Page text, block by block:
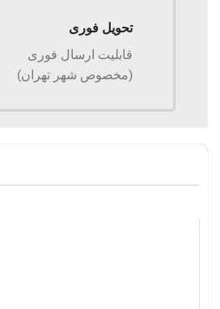
تحویل فوری
قابلیت ارسال فوری
(مخصوص شهر تهران)